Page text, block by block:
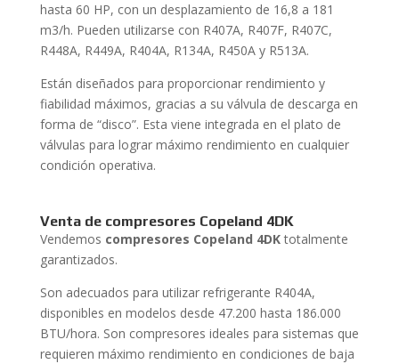
hasta 60 HP, con un desplazamiento de 16,8 a 181
m3/h. Pueden utilizarse con R407A, R407F, R407C,
R448A, R449A, R404A, R134A, R450A y R513A.
Están diseñados para proporcionar rendimiento y
fiabilidad máximos, gracias a su válvula de descarga en
forma de “disco”. Esta viene integrada en el plato de
válvulas para lograr máximo rendimiento en cualquier
condición operativa.
Venta de compresores Copeland 4DK
Vendemos compresores Copeland 4DKtotalmente
garantizados.
Son adecuados para utilizar refrigerante R404A,
disponibles en modelos desde 47.200 hasta 186.000
BTU/hora. Son compresores ideales para sistemas que
requieren máximo rendimiento en condiciones de baja